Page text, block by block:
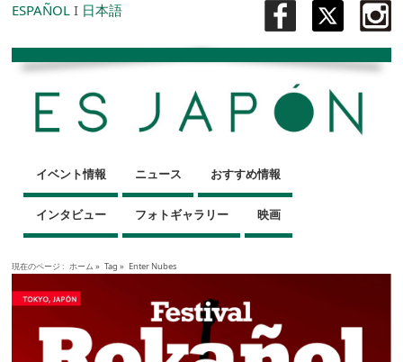
ESPAÑOL I 日本語
イベント情報 ニュース おすすめ情報
インタビュー フォトギャラリー 映画
現在のページ : ホーム » Tag » Enter Nubes